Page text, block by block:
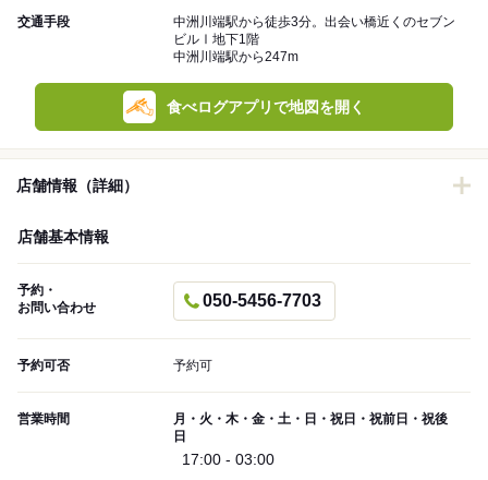
交通手段
中洲川端駅から徒歩3分。出会い橋近くのセブン
ビルⅠ地下1階
中洲川端駅から247m
食べログアプリで地図を開く
店舗情報（詳細）
店舗基本情報
予約・
お問い合わせ
050-5456-7703
予約可否 予約可
営業時間
月・火・木・金・土・日・祝日・祝前日・祝後
日
17:00 - 03:00